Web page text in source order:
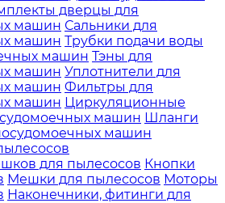
дверцы для
машин Сальники для
машин Трубки подачи воды
машин Тэны для
машин Уплотнители для
машин Фильтры для
машин Циркуляционные
машин Шланги
машин
для пылесосов Кнопки
Мешки для пылесосов Моторы
Наконечники, фитинги для